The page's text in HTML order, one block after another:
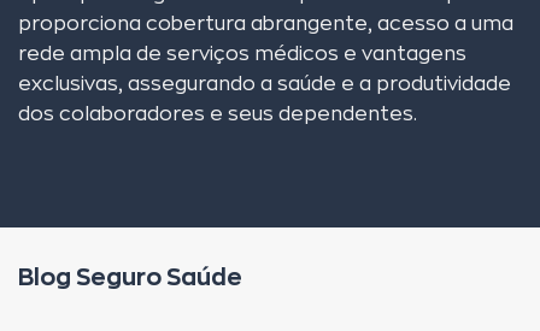
proporciona cobertura abrangente, acesso a uma
rede ampla de serviços médicos e vantagens
exclusivas, assegurando a saúde e a produtividade
dos colaboradores e seus dependentes.
Blog Seguro Saúde